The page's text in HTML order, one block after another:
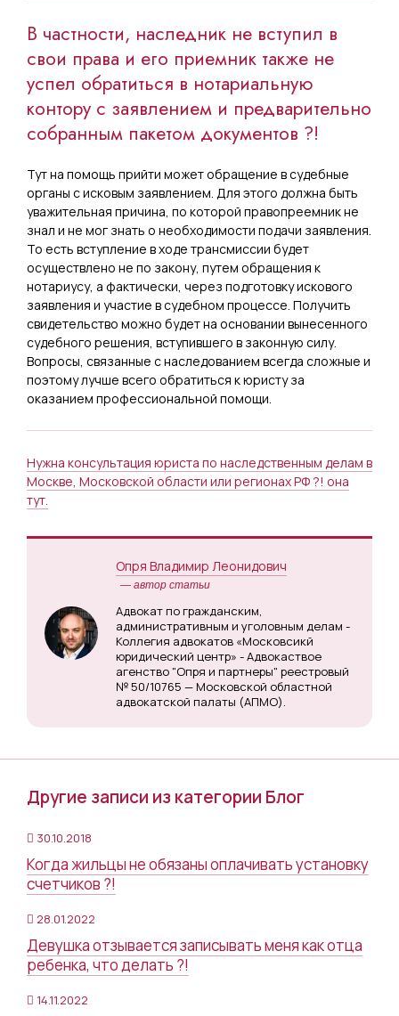
В частности, наследник не вступил в
свои права и его приемник также не
успел обратиться в нотариальную
контору с заявлением и предварительно
собранным пакетом документов ?!
Тут на помощь прийти может обращение в судебные
органы с исковым заявлением. Для этого должна быть
уважительная причина, по которой правопреемник не
знал и не мог знать о необходимости подачи заявления.
То есть вступление в ходе трансмиссии будет
осуществлено не по закону, путем обращения к
нотариусу, а фактически, через подготовку искового
заявления и участие в судебном процессе. Получить
свидетельство можно будет на основании вынесенного
судебного решения, вступившего в законную силу.
Вопросы, связанные с наследованием всегда сложные и
поэтому лучше всего обратиться к юристу за
оказанием профессиональной помощи.
Нужна консультация юриста по наследственным делам в
Москве, Московской области или регионах РФ ?! она
тут.
Опря Владимир Леонидович
— автор статьи
Адвокат по гражданским,
административным и уголовным делам -
Коллегия адвокатов «Московсикй
юридический центр» - Адвокаствое
агенство "Опря и партнеры" реестровый
№ 50/10765 — Московской областной
адвокатской палаты (АПМО).
Другие записи из категории Блог
30.10.2018
Когда жильцы не обязаны оплачивать установку
счетчиков ?!
28.01.2022
Девушка отзывается записывать меня как отца
ребенка, что делать ?!
14.11.2022